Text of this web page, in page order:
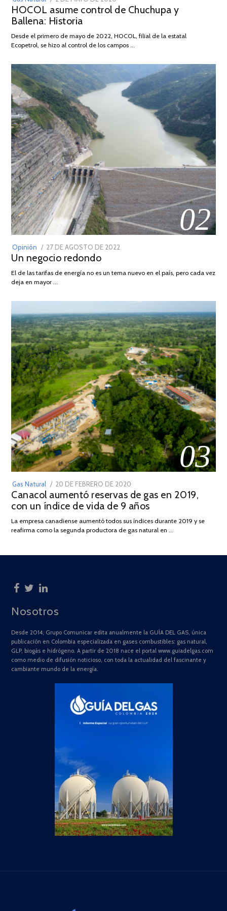
ON
DE
2026
HOCOL asume control de Chuchupa y
Ballena: Historia
Desde el primero de mayo de 2022, HOCOL, filial de la estatal
Ecopetrol, se hizo al control de los campos …
02
Opinión
POSTED
ON
27 DE AGOSTO DE 2022
DE
Un negocio redondo
El de las tarifas de energía no es un tema nuevo en el país, pero cada vez
deja en mayor …
03
Gas Natural
POSTED
ON
20 DE FEBRERO DE 2020
DE
JULIO
2025
Canacol aumentó reservas de gas en 2019,
con un índice de vida de 9 años
La empresa canadiense aumentó todos sus índices durante 2019 y se
reafirma como la segunda productora de gas natural en …
Nosotros
Desde 2014, Grupo Comunicar edita anualmente la GUÍA DEL GAS, única
publicación en Colombia especializada en gases combustibles: gas natural,
GLP, biogás e hidrógeno. A partir de 2018 nace el portal www.guiadelgas.com
como medio de difusión noticioso, con toda la actualidad del fascinante y
cambiante mundo de la energía.